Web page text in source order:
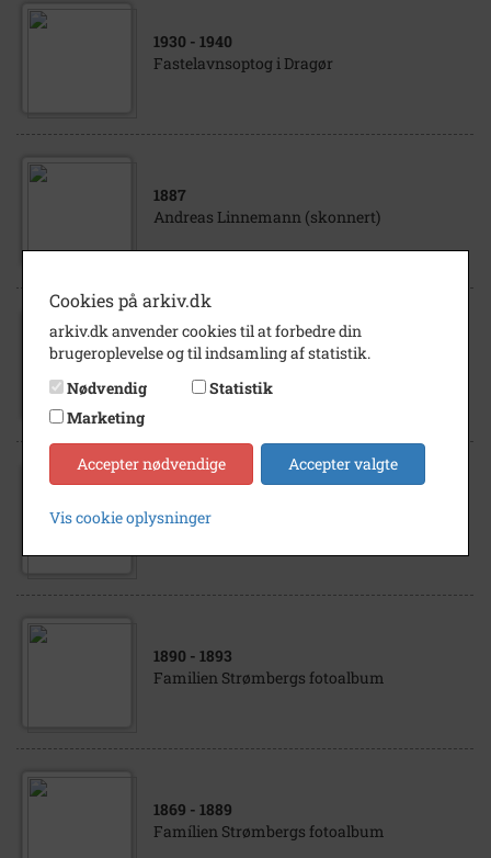
1930 - 1940
Fastelavnsoptog i Dragør
1887
Andreas Linnemann (skonnert)
1980- 1990
Strandstræde 41
1890 - 1893
Familien Strømbergs fotoalbum
1869 - 1889
Famílien Strømbergs fotoalbum
Cookies på arkiv.dk
arkiv.dk anvender cookies til at forbedre din
brugeroplevelse og til indsamling af statistik.
Nødvendig
Statistik
Marketing
Accepter nødvendige Accepter valgte
Vis cookie oplysninger